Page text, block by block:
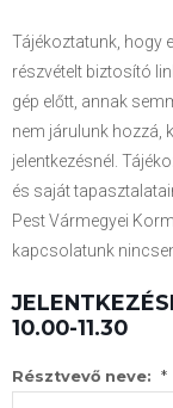
Tájékoztatunk, hogy
részvételt biztosító
gép előtt, annak
nem járulunk hozzá,
jelentkezésnél.
és saját
Pest Vármegyei
kapcsolatunk
10.00-11.30
Résztvevő neve: *